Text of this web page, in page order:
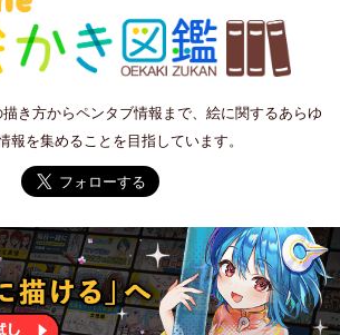
き方からペンタブ情報まで、絵に関するあらゆ
報を集めることを目指しています。